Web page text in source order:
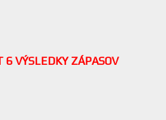
VÝSLEDKY ZÁPASOV